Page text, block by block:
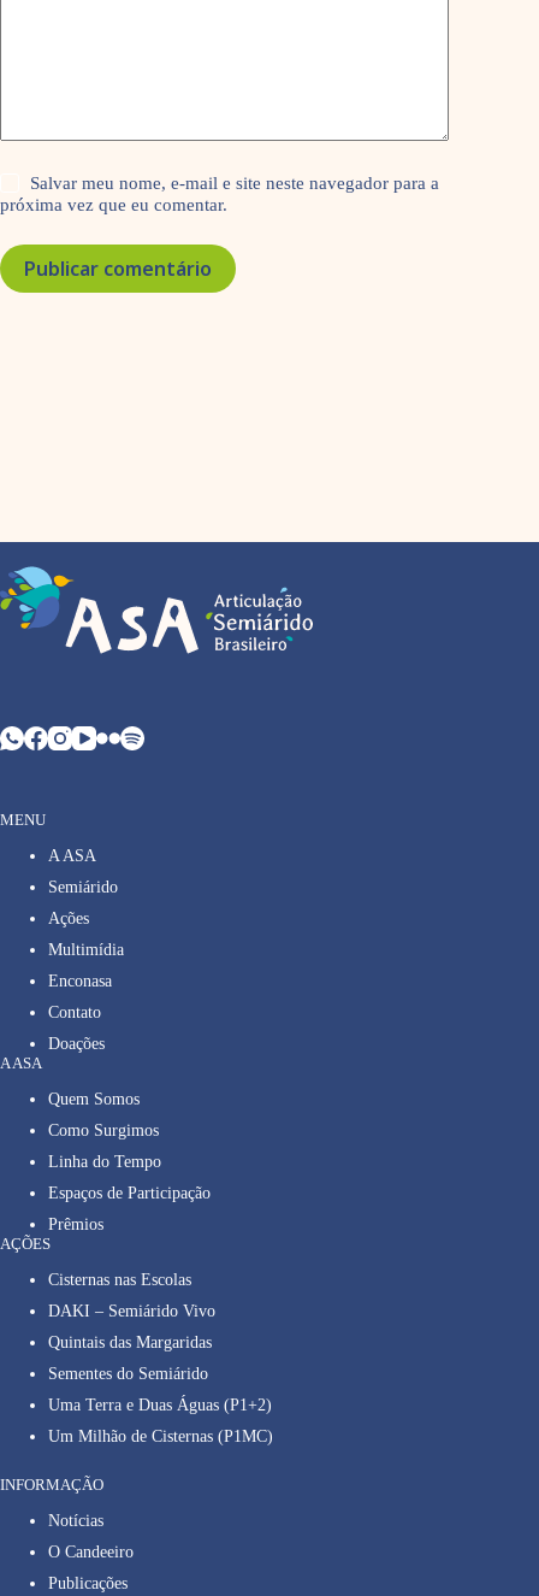
Salvar meu nome, e-mail e site neste navegador para a
próxima vez que eu comentar.
Publicar comentário
MENU
A ASA
Semiárido
Ações
Multimídia
Enconasa
Contato
Doações
A ASA
Quem Somos
Como Surgimos
Linha do Tempo
Espaços de Participação
Prêmios
AÇÕES
Cisternas nas Escolas
DAKI – Semiárido Vivo
Quintais das Margaridas
Sementes do Semiárido
Uma Terra e Duas Águas (P1+2)
Um Milhão de Cisternas (P1MC)
INFORMAÇÃO
Notícias
O Candeeiro
Publicações